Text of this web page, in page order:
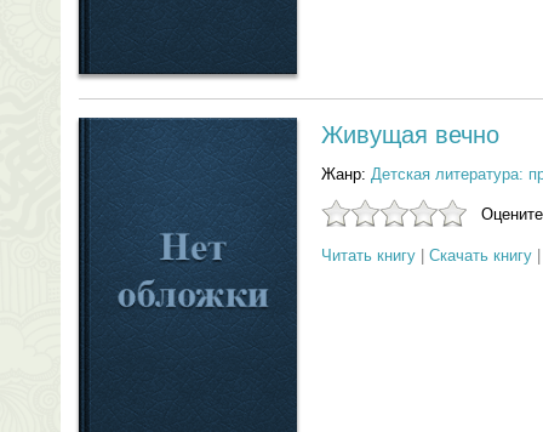
Живущая вечно
Жанр: Детская литература:
Читать книгу Скачать книгу